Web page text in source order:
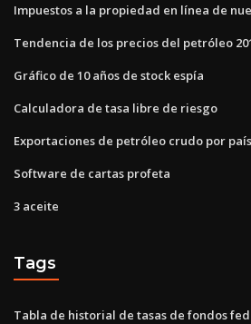
Impuestos a la propiedad en línea de
Tendencia de los precios del petróleo
Gráfico de 10 años de stock espía
Calculadora de tasa libre de riesgo
Exportaciones de petróleo crudo por país
Software de cartas profeta
3 aceite
Tags
Tabla de historial de tasas de fondos